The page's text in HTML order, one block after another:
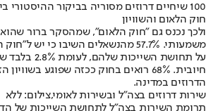
100 שיחיים דרוזים מסוריה בביקור ההיסטורי בישראל
חוק הלאום והשוויון
ולכך נכנס גם "חוק הלאום", שמהסקר ברור שהוא
משמעותי. 57.7% מהנשאלים השיבו כי
על תחושת
חיובית. 68% רואים בחוק ככזה שפוגע
הדרוזים במדינה.
שירות דרוזים בצה"ל ובשירות לאומי,צילום: ללא
תרומת השירות בצה"ל לתחושת השייכות של